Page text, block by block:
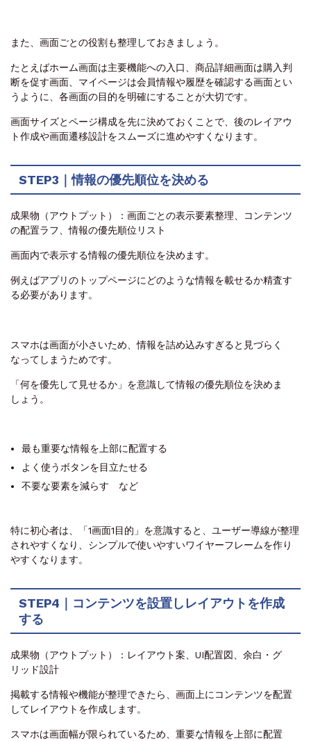
また、画面ごとの役割も整理しておきましょう。
たとえばホーム画面は主要機能への入口、商品詳細画面は購入判
断を促す画面、マイページは会員情報や履歴を確認する画面とい
うように、各画面の目的を明確にすることが大切です。
画面サイズとページ構成を先に決めておくことで、後のレイアウ
ト作成や画面遷移設計をスムーズに進めやすくなります。
STEP3｜情報の優先順位を決める
成果物（アウトプット）：画面ごとの表示要素整理、コンテンツ
の配置ラフ、情報の優先順位リスト
画面内で表示する情報の優先順位を決めます。
例えばアプリのトップページにどのような情報を載せるか精査す
る必要があります。
スマホは画面が小さいため、情報を詰め込みすぎると見づらく
なってしまうためです。
「何を優先して見せるか」を意識して情報の優先順位を決めま
しょう。
最も重要な情報を上部に配置する
よく使うボタンを目立たせる
不要な要素を減らす など
特に初心者は、「1画面1目的」を意識すると、ユーザー導線が整理
されやすくなり、シンプルで使いやすいワイヤーフレームを作り
やすくなります。
STEP4｜コンテンツを設置しレイアウトを作成
する
成果物（アウトプット）：レイアウト案、UI配置図、余白・グ
リッド設計
掲載する情報や機能が整理できたら、画面上にコンテンツを配置
してレイアウトを作成します。
スマホは画面幅が限られているため、重要な情報を上部に配置